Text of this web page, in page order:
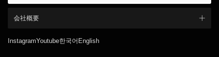
会社概要
InstagramYoutube한국어 English